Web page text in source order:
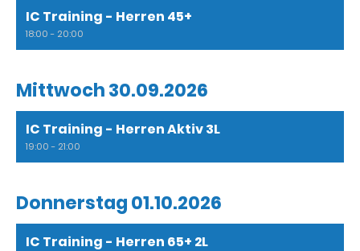
IC Training - Herren 45+
18:00 - 20:00
Mittwoch 30.09.2026
IC Training - Herren Aktiv 3L
19:00 - 21:00
Donnerstag 01.10.2026
IC Training - Herren 65+ 2L